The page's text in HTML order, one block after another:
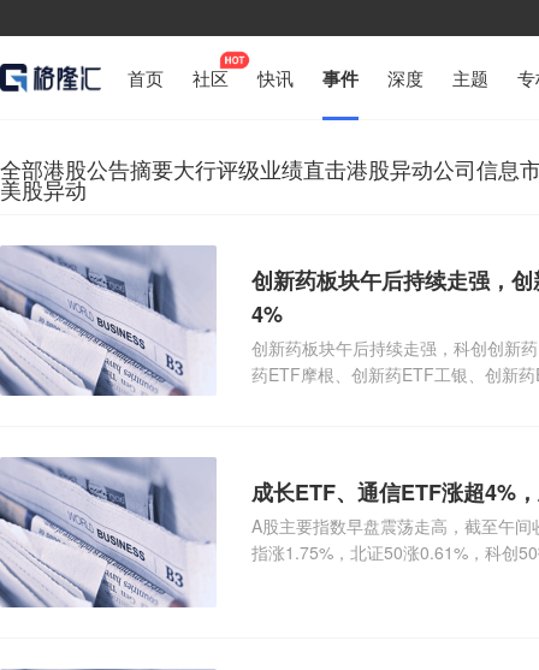
首页 社区 快讯 事件 深度 主题
全部港股公告摘要大行评级业绩直击港股异动公司信息
美股异动
创新药板块午后持续走强，
4%
创新药板块午后持续走强，科创创新
药ETF摩根、创新药ETF工银、创新
成长ETF、通信ETF涨超4%
A股主要指数早盘震荡走高，截至午
指涨1.75%，北证50涨0.61%，科创